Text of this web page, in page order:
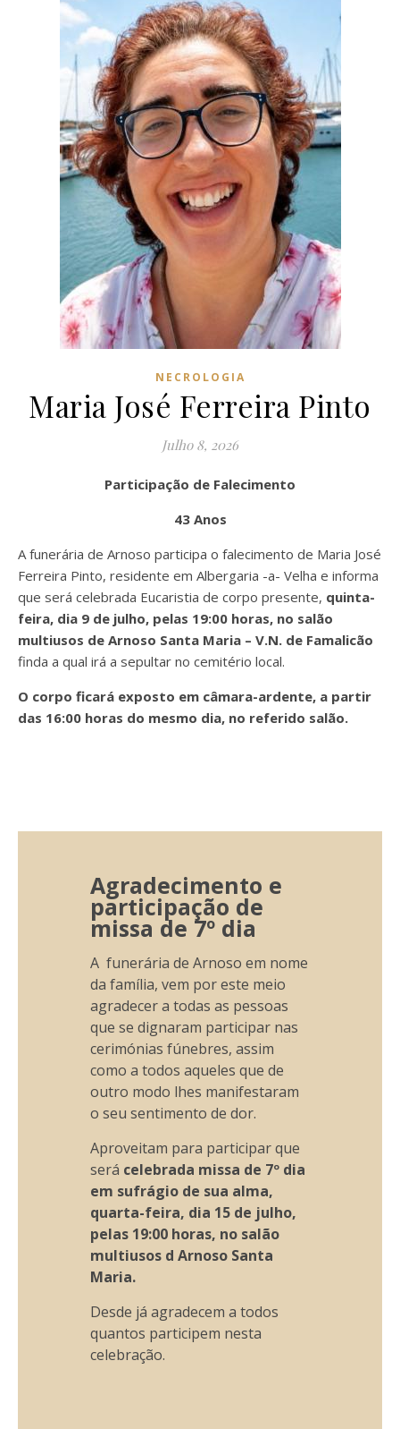
NECROLOGIA
Maria José Ferreira Pinto
Julho 8, 2026
Participação de Falecimento
43 Anos
A funerária de Arnoso participa o falecimento de Maria José
Ferreira Pinto, residente em Albergaria -a- Velha e informa
que será celebrada Eucaristia de corpo presente, quinta-
feira, dia 9 de julho, pelas 19:00 horas, no salão
multiusos de Arnoso Santa Maria – V.N. de Famalicão
finda a qual irá a sepultar no cemitério local.
O corpo ficará exposto em câmara-ardente, a partir
das 16:00 horas do mesmo dia, no referido salão.
Agradecimento e
participação de
missa de 7º dia
A funerária de Arnoso em nome
da família, vem por este meio
agradecer a todas as pessoas
que se dignaram participar nas
cerimónias fúnebres, assim
como a todos aqueles que de
outro modo lhes manifestaram
o seu sentimento de dor.
Aproveitam para participar que
será celebrada missa de 7º dia
em sufrágio de sua alma,
quarta-feira, dia 15 de julho,
pelas 19:00 horas, no salão
multiusos d Arnoso Santa
Maria.
Desde já agradecem a todos
quantos participem nesta
celebração.